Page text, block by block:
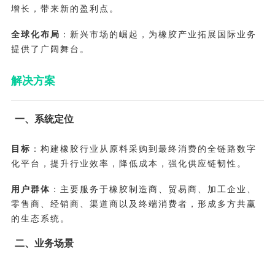
增长，带来新的盈利点。
全球化布局 ：新兴市场的崛起，为橡胶产业拓展国际业务
提供了广阔舞台。
解决方案
一、系统定位
目标 ：构建橡胶行业从原料采购到最终消费的全链路数字
化平台，提升行业效率，降低成本，强化供应链韧性。
用户群体 ：主要服务于橡胶制造商、贸易商、加工企业、
零售商、经销商、渠道商以及终端消费者，形成多方共赢
的生态系统。
二、业务场景